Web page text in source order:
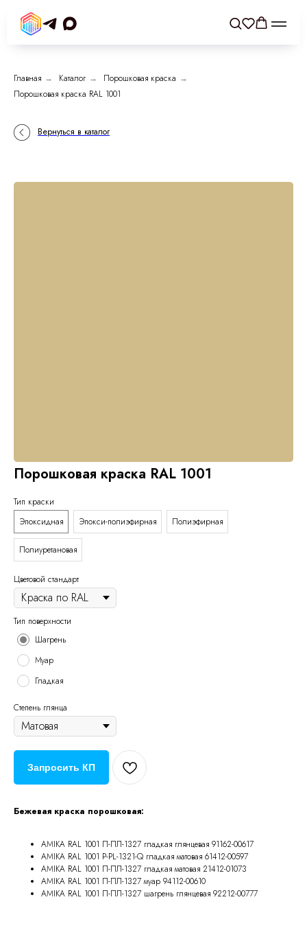
Главная → Каталог → Порошковая краска →
Порошковая краска RAL 1001
Вернуться в каталог
Порошковая краска RAL 1001
Тип краски
Эпоксидная
Эпокси-полиэфирная Полиэфирная
Полиуретановая
Цветовой стандарт
Тип поверхности
Шагрень
Муар
Гладкая
Степень глянца
Запросить КП
Бежевая краска порошковая:
AMIKA RAL 1001 П-ПЛ-1327 гладкая глянцевая 91162-00617
AMIKA RAL 1001 P-PL-1321-Q гладкая матовая 61412-00597
AMIKA RAL 1001 П-ПЛ-1327 гладкая матовая 21412-01073
AMIKA RAL 1001 П-ПЛ-1327 муар 94112-00610
AMIKA RAL 1001 П-ПЛ-1327 шагрень глянцевая 92212-00777